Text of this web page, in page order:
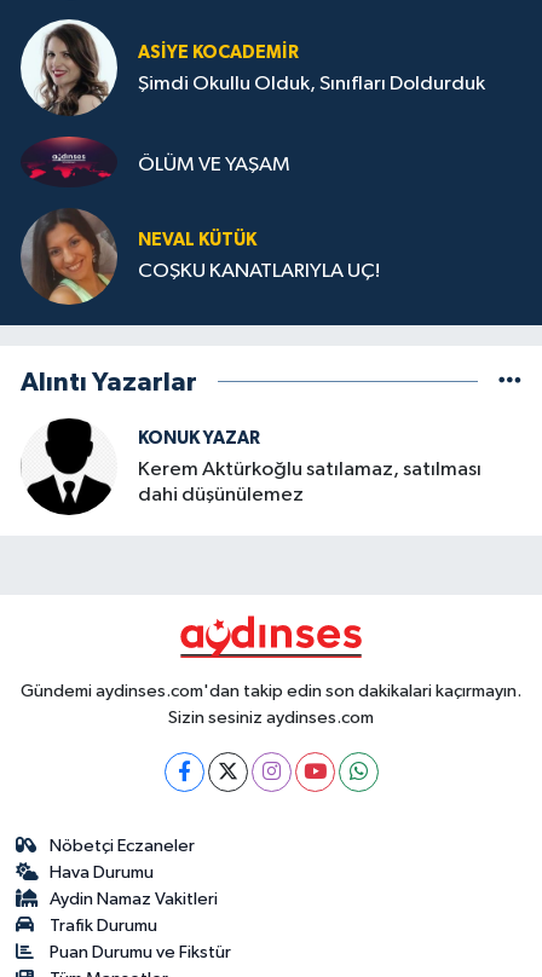
ASIYE KOCADEMİR
Şimdi Okullu Olduk, Sınıfları Doldurduk
ÖLÜM VE YAŞAM
NEVAL KÜTÜK
COŞKU KANATLARIYLA UÇ!
Alıntı Yazarlar
KONUK YAZAR
Kerem Aktürkoğlu satılamaz, satılması
dahi düşünülemez
Gündemi aydinses.com'dan takip edin son dakikalari kaçırmayın.
Sizin sesiniz aydinses.com
Nöbetçi Eczaneler
Hava Durumu
Aydin Namaz Vakitleri
Trafik Durumu
Puan Durumu ve Fikstür